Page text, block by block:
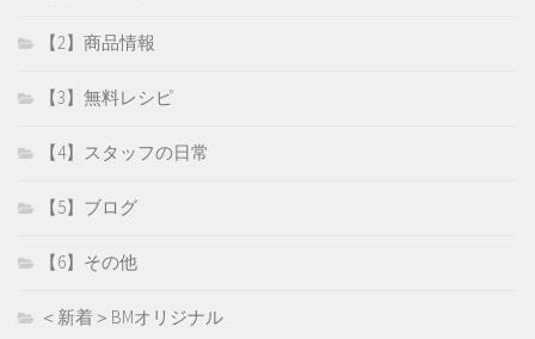
【2】商品情報
【3】無料レシピ
【4】スタッフの日常
【5】ブログ
【6】その他
＜新着＞BMオリジナル